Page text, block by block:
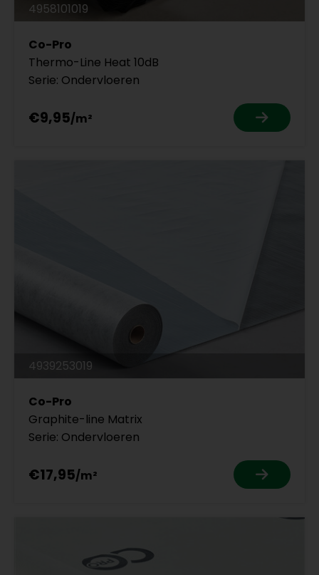
4958101019
Co-Pro
Thermo-Line Heat 10dB
Serie: Ondervloeren
€9,95
4939253019
Co-Pro
Graphite-line Matrix
Serie: Ondervloeren
€17,95